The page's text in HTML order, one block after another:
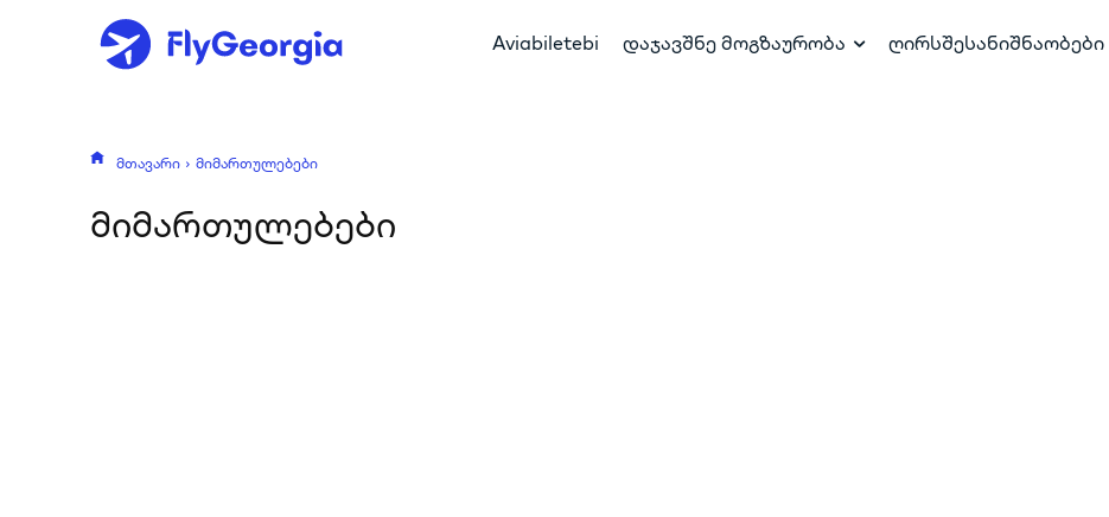
Aviabiletebi დაჯავშნე მოგზაურობა ღირსშესანიშნაობები
მთავარი მიმართულებები
მიმართულებები